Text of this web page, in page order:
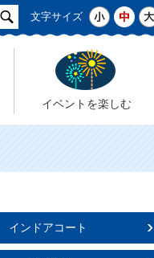
文字サイズ
イベントを楽しむ
インドアコート